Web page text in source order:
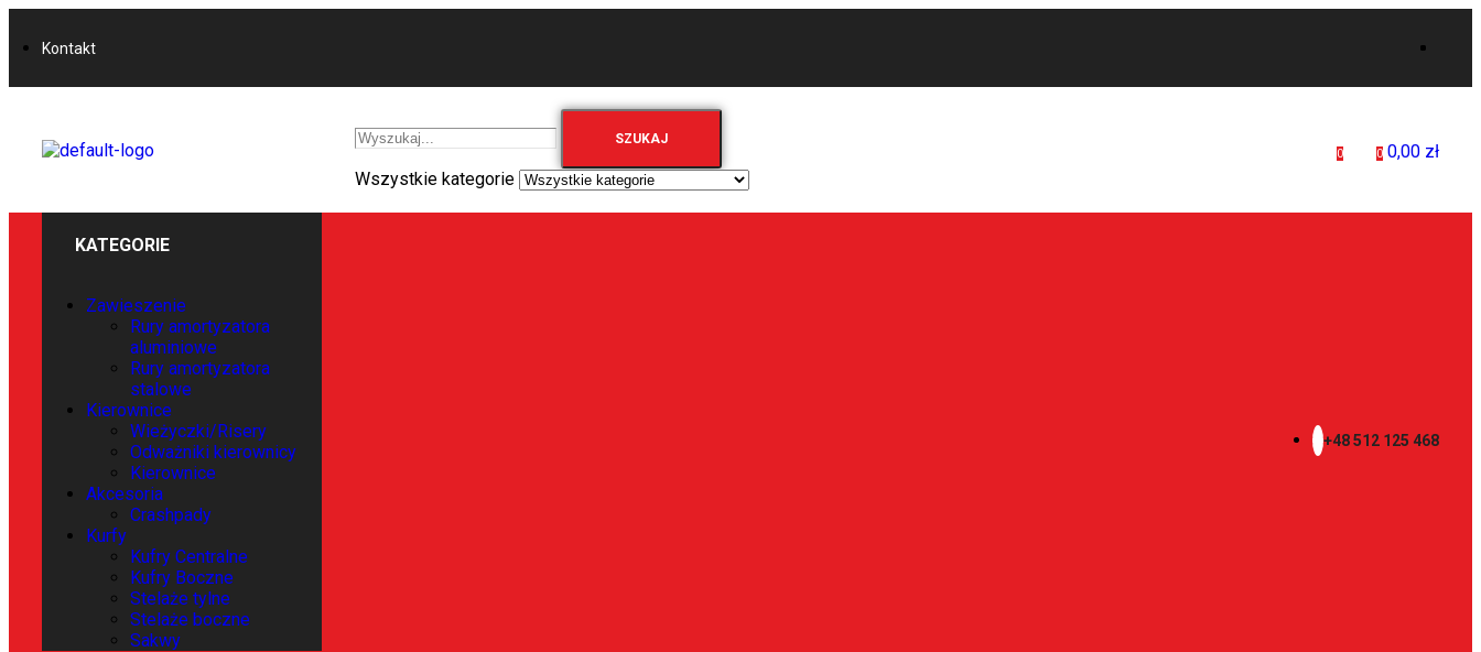
Kontakt
SZUKAJ
Wszystkie kategorie
0 0 0,00 zł
KATEGORIE
Zawieszenie
Rury amortyzatora
aluminiowe
Rury amortyzatora
stalowe
Kierownice
Wieżyczki/Risery
Odważniki kierownicy
Kierownice
Akcesoria
Crashpady
Kurfy
Kufry Centralne
Kufry Boczne
Stelaże tylne
Stelaże boczne
Sakwy
+48 512 125 468